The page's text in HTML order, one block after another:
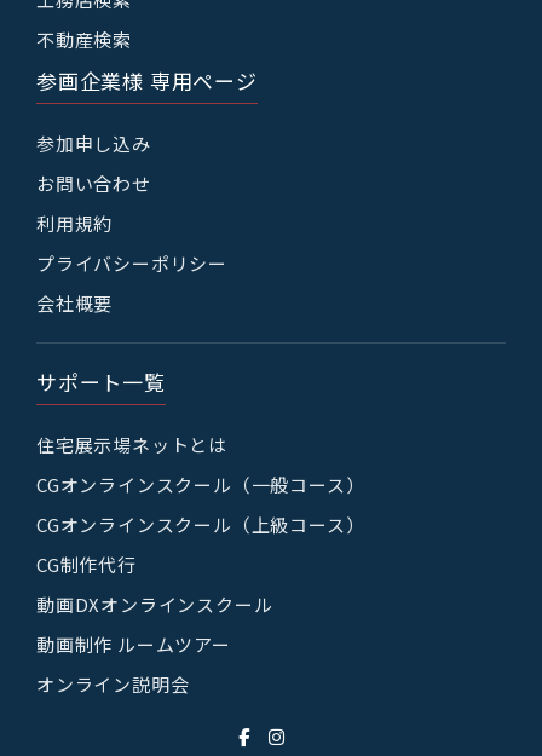
不動産検索
参画企業様 専用ページ
参加申し込み
お問い合わせ
利用規約
プライバシーポリシー
会社概要
サポート一覧
住宅展示場ネットとは
CGオンラインスクール（一般コース）
CGオンラインスクール（上級コース）
CG制作代行
動画DXオンラインスクール
動画制作 ルームツアー
オンライン説明会